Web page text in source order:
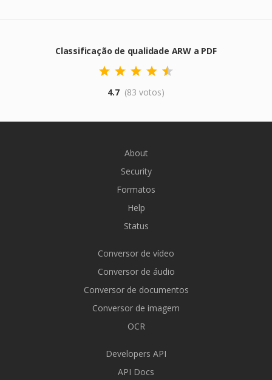
Classificação de qualidade ARW a PDF
4.7 (83 votos)
About
Security
Formatos
Help
Status
Conversor de vídeo
Conversor de áudio
Conversor de documentos
Conversor de imagem
OCR
Developers API
API Docs